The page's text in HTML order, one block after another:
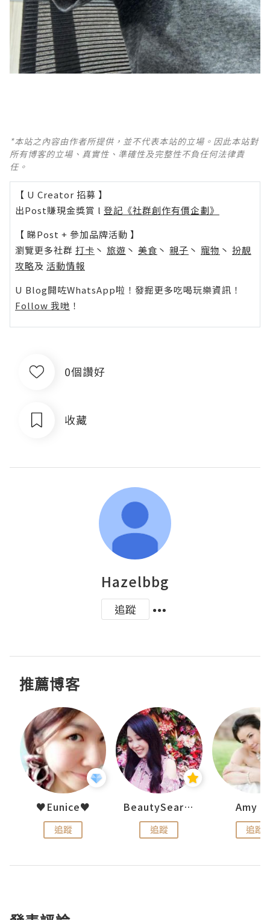
*本站之內容由作者所提供，並不代表本站的立場。因此本站對
所有博客的立場、真實性、準確性及完整性不負任何法律責
任。
【 U Creator 招募 】
出Post賺現金獎賞 l 登記《社群創作有價企劃》
【 睇Post + 參加品牌活動 】
瀏覽更多社群 打卡 丶 旅遊 丶 美食 丶 親子 丶 寵物 丶 扮靚
攻略及 活動情報
U Blog開咗WhatsApp啦！發掘更多吃喝玩樂資訊！
Follow 我哋 ！
0個讚好
收藏
Hazelbbg
追蹤
推薦博客
♥Eunice♥
追蹤
BeautySearch
追蹤
Amy
追蹤